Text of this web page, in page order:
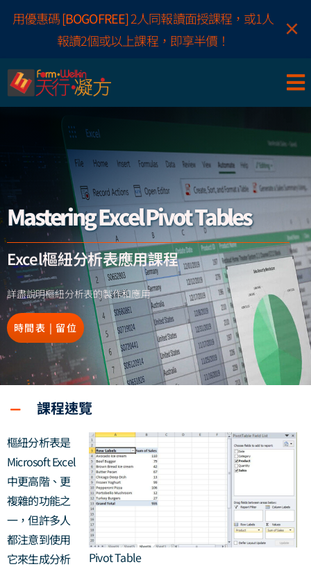
Skip用優惠碼[BOGOFREE]2人同報讀面授課程，或1人
報讀2個或以上課程，即享半價！
×
Mastering Excel Pivot Tables
Excel樞紐分析表應用課程
詳盡說明樞紐分析表的製作和應用
時間表 | 留位
課程速覽
Pivot Table
樞紐分析表是
Microsoft Excel
中更高階、更
複雜的功能之
一，但許多人
都注意到使用
它來生成分析